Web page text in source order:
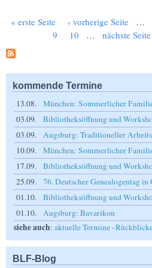
« erste Seite ‹ vorherige Seite …
9
10 … nächste Seite
kommende Termine
13.08.
München: Sommerlicher
03.09.
Bibliotheksöffnung und
03.09.
Augsburg: Traditioneller
10.09.
München: Sommerlicher
17.09.
Bibliotheksöffnung und
25.09.
76. Deutscher Genealogentag in
01.10.
Bibliotheksöffnung und
01.10.
Augsburg: Bavarikon
siehe auch: aktuelle Termine ·
BLF-Blog